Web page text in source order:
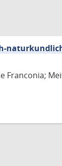
Franconia;